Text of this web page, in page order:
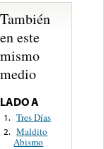
También
en este
mismo
medio
LADO A
1. Tres Días
2. Maldito
Abismo